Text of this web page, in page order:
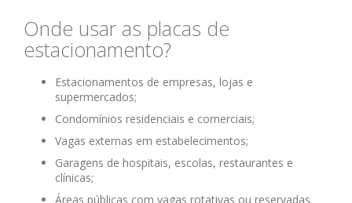
Onde usar as placas de
estacionamento?
Estacionamentos de empresas, lojas e
supermercados;
Condomínios residenciais e comerciais;
Vagas externas em estabelecimentos;
Garagens de hospitais, escolas, restaurantes e
clínicas;
Áreas públicas com vagas rotativas ou reservadas.